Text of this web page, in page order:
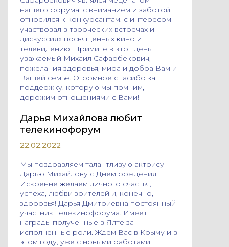
нашего форума, с вниманием и заботой
относился к конкурсантам, с интересом
участвовал в творческих встречах и
дискуссиях посвященных кино и
телевидению. Примите в этот день,
уважаемый Михаил Сафарбекович,
пожелания здоровья, мира и добра Вам и
Вашей семье. Огромное спасибо за
поддержку, которую мы помним,
дорожим отношениями с Вами!
Дарья Михайлова любит
телекинофорум
22.02.2022
Мы поздравляем талантливую актрису
Дарью Михайлову с Днем рождения!
Искренне желаем личного счастья,
успеха, любви зрителей и, конечно,
здоровья! Дарья Дмитриевна постоянный
участник телекинофорума. Имеет
награды полученные в Ялте за
исполненные роли. Ждем Вас в Крыму и в
этом году, уже с новыми работами.